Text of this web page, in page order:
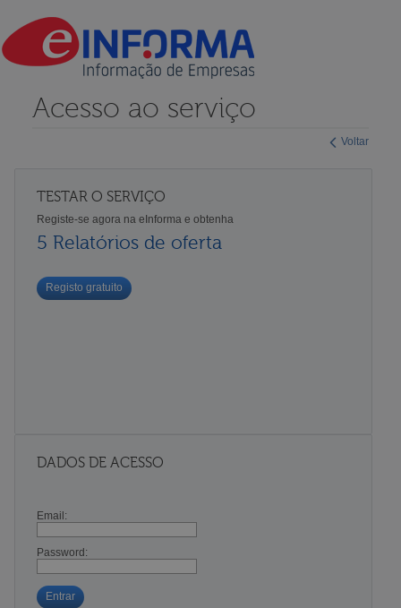
Voltar
Acesso ao serviço
TESTAR O SERVIÇO
Registe-se agora na eInforma e obtenha
5 Relatórios de oferta
Registo gratuito
DADOS DE ACESSO
Email:
Password:
Entrar